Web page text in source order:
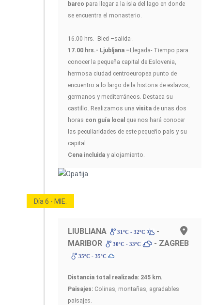
barco para llegar a la isla del lago en donde
se encuentra el monasterio.
16.00 hrs.- Bled –salida-.
17.00 hrs.- Ljubljana – Llegada- Tiempo para
conocer la pequeña capital de Eslovenia,
hermosa ciudad centroeuropea punto de
encuentro a lo largo de la historia de eslavos,
germanos y mediterráneos. Destaca su
castillo. Realizamos una visita de unas dos
horas con guía local que nos hará conocer
las peculiaridades de este pequeño país y su
capital.
Cena incluida y alojamiento.
Día 6 - MIE.
LIUBLIANA 31ºC - 32ºC
-
MARIBOR
30ºC - 33ºC - ZAGREB
35ºC - 35ºC
Distancia total realizada: 245 km.
Paisajes: Colinas, montañas, agradables
paisajes.